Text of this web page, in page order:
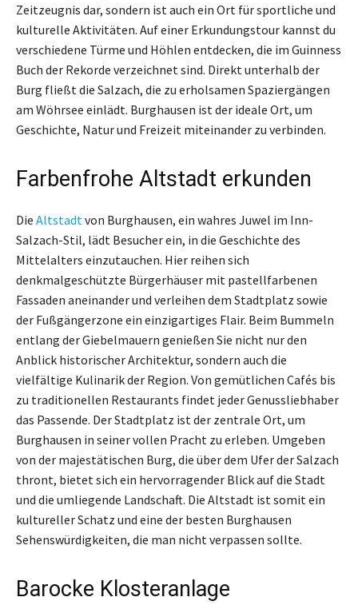
Zeitzeugnis dar, sondern ist auch ein Ort für sportliche und
kulturelle Aktivitäten. Auf einer Erkundungstour kannst du
verschiedene Türme und Höhlen entdecken, die im Guinness
Buch der Rekorde verzeichnet sind. Direkt unterhalb der
Burg fließt die Salzach, die zu erholsamen Spaziergängen
am Wöhrsee einlädt. Burghausen ist der ideale Ort, um
Geschichte, Natur und Freizeit miteinander zu verbinden.
Farbenfrohe Altstadt erkunden
Die Altstadt von Burghausen, ein wahres Juwel im Inn-
Salzach-Stil, lädt Besucher ein, in die Geschichte des
Mittelalters einzutauchen. Hier reihen sich
denkmalgeschützte Bürgerhäuser mit pastellfarbenen
Fassaden aneinander und verleihen dem Stadtplatz sowie
der Fußgängerzone ein einzigartiges Flair. Beim Bummeln
entlang der Giebelmauern genießen Sie nicht nur den
Anblick historischer Architektur, sondern auch die
vielfältige Kulinarik der Region. Von gemütlichen Cafés bis
zu traditionellen Restaurants findet jeder Genussliebhaber
das Passende. Der Stadtplatz ist der zentrale Ort, um
Burghausen in seiner vollen Pracht zu erleben. Umgeben
von der majestätischen Burg, die über dem Ufer der Salzach
thront, bietet sich ein hervorragender Blick auf die Stadt
und die umliegende Landschaft. Die Altstadt ist somit ein
kultureller Schatz und eine der besten Burghausen
Sehenswürdigkeiten, die man nicht verpassen sollte.
Barocke Klosteranlage